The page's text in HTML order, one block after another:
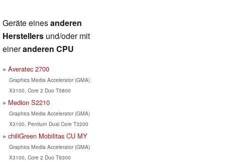
Geräte einesanderen
Herstellers und/oder mit
eineranderen CPU
Averatec 2700
Graphics Media Accelerator (GMA)
X3100, Core 2 Duo T5800
Medion S2210
Graphics Media Accelerator (GMA)
X3100, Pentium Dual Core T3200
chiliGreen Mobilitas CU MY
Graphics Media Accelerator (GMA)
X3100, Core 2 Duo T9300